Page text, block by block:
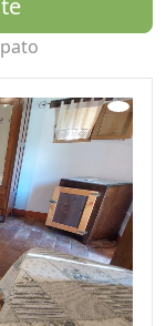
stagione,
giorno e
in casa,
giornaliera